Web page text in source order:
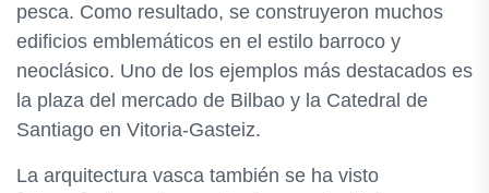
pesca. Como resultado, se construyeron muchos
edificios emblemáticos en el estilo barroco y
neoclásico. Uno de los ejemplos más destacados es
la plaza del mercado de Bilbao y la Catedral de
Santiago en Vitoria-Gasteiz.
La arquitectura vasca también se ha visto